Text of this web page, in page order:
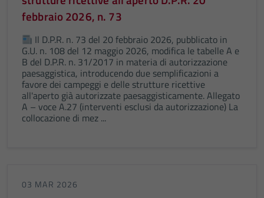
febbraio 2026, n. 73
Il D.P.R. n. 73 del 20 febbraio 2026, pubblicato in
G.U. n. 108 del 12 maggio 2026, modifica le tabelle A e
B del D.P.R. n. 31/2017 in materia di autorizzazione
paesaggistica, introducendo due semplificazioni a
favore dei campeggi e delle strutture ricettive
all'aperto già autorizzate paesaggisticamente. Allegato
A – voce A.27 (interventi esclusi da autorizzazione) La
collocazione di mez ...
03 MAR 2026